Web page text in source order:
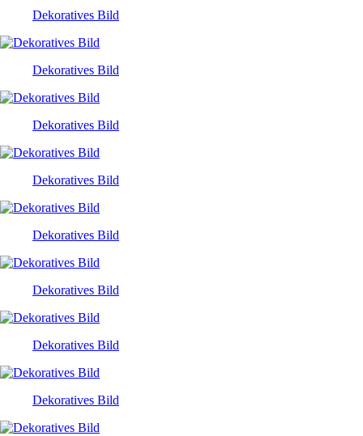
Dekoratives Bild
Dekoratives Bild
Dekoratives Bild
Dekoratives Bild
Dekoratives Bild
Dekoratives Bild
Dekoratives Bild
Dekoratives Bild